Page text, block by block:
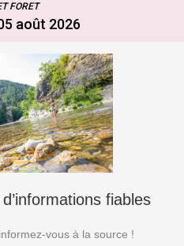
FORET
août 2026
fiables
vous à la source !